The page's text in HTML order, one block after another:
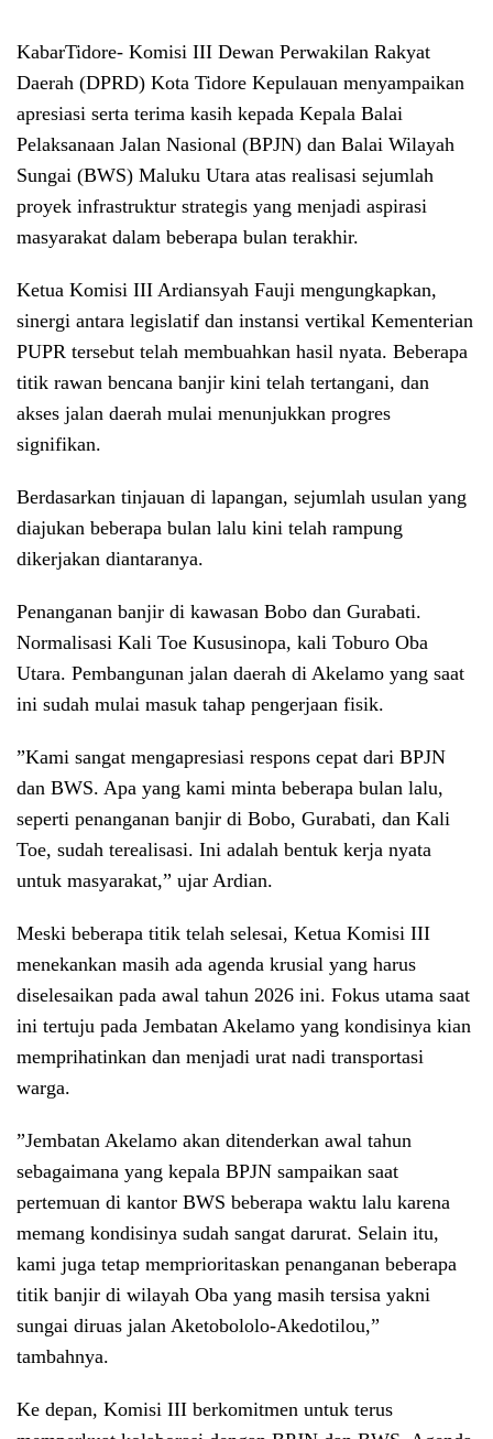
KabarTidore- Komisi III Dewan Perwakilan Rakyat
Daerah (DPRD) Kota Tidore Kepulauan menyampaikan
apresiasi serta terima kasih kepada Kepala Balai
Pelaksanaan Jalan Nasional (BPJN) dan Balai Wilayah
Sungai (BWS) Maluku Utara atas realisasi sejumlah
proyek infrastruktur strategis yang menjadi aspirasi
masyarakat dalam beberapa bulan terakhir.
​Ketua Komisi III Ardiansyah Fauji mengungkapkan,
sinergi antara legislatif dan instansi vertikal Kementerian
PUPR tersebut telah membuahkan hasil nyata. Beberapa
titik rawan bencana banjir kini telah tertangani, dan
akses jalan daerah mulai menunjukkan progres
signifikan.
​Berdasarkan tinjauan di lapangan, sejumlah usulan yang
diajukan beberapa bulan lalu kini telah rampung
dikerjakan diantaranya.
​Penanganan banjir di kawasan Bobo dan Gurabati. ​
Normalisasi Kali Toe Kususinopa, kali Toburo Oba
Utara. ​Pembangunan jalan daerah di Akelamo yang saat
ini sudah mulai masuk tahap pengerjaan fisik.
​”Kami sangat mengapresiasi respons cepat dari BPJN
dan BWS. Apa yang kami minta beberapa bulan lalu,
seperti penanganan banjir di Bobo, Gurabati, dan Kali
Toe, sudah terealisasi. Ini adalah bentuk kerja nyata
untuk masyarakat,” ujar Ardian.
​Meski beberapa titik telah selesai, Ketua Komisi III
menekankan masih ada agenda krusial yang harus
diselesaikan pada awal tahun 2026 ini. Fokus utama saat
ini tertuju pada Jembatan Akelamo yang kondisinya kian
memprihatinkan dan menjadi urat nadi transportasi
warga.
​”Jembatan Akelamo akan ditenderkan awal tahun
sebagaimana yang kepala BPJN sampaikan saat
pertemuan di kantor BWS beberapa waktu lalu karena
memang kondisinya sudah sangat darurat. Selain itu,
kami juga tetap memprioritaskan penanganan beberapa
titik banjir di wilayah Oba yang masih tersisa yakni
sungai diruas jalan Aketobololo-Akedotilou,”
tambahnya.
​Ke depan, Komisi III berkomitmen untuk terus